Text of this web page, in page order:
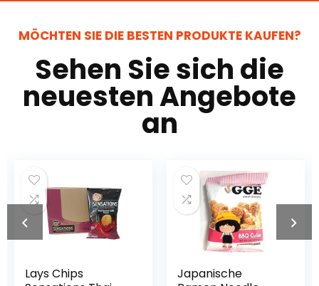
MÖCHTEN SIE DIE BESTEN PRODUKTE KAUFEN?
Sehen Sie sich die
neuesten Angebote
an
Lays Chips
Japanische